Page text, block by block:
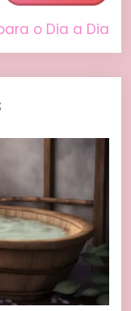
o Dia a Dia